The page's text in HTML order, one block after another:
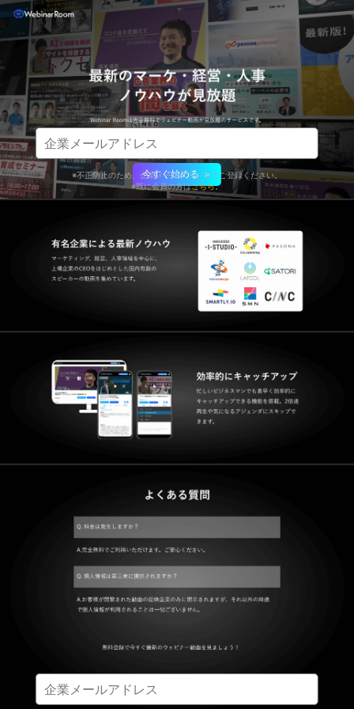
今すぐ始める ＞
※不正防止のため、企業メールアドレスでご登録ください。
※既に会員の方はこちら。